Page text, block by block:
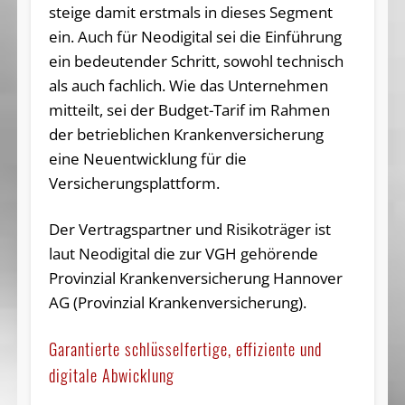
steige damit erstmals in dieses Segment
ein. Auch für Neodigital sei die Einführung
ein bedeutender Schritt, sowohl technisch
als auch fachlich. Wie das Unternehmen
mitteilt, sei der Budget-Tarif im Rahmen
der betrieblichen Krankenversicherung
eine Neuentwicklung für die
Versicherungsplattform.
Der Vertragspartner und Risikoträger ist
laut Neodigital die zur VGH gehörende
Provinzial Krankenversicherung Hannover
AG (Provinzial Krankenversicherung).
Garantierte schlüsselfertige, effiziente und
digitale Abwicklung